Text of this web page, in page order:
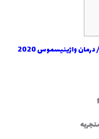
واژینیسموس 2020